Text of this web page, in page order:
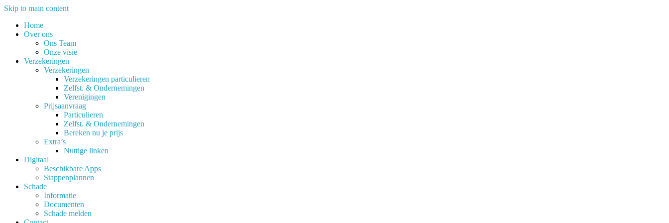
Skip to main content
Home
Over ons
Ons Team
Onze visie
Verzekeringen
Verzekeringen
Verzekeringen particulieren
Zelfst. & Ondernemingen
Verenigingen
Prijsaanvraag
Particulieren
Zelfst. & Ondernemingen
Bereken nu je prijs
Extra’s
Nuttige linken
Digitaal
Beschikbare Apps
Stappenplannen
Schade
Informatie
Documenten
Schade melden